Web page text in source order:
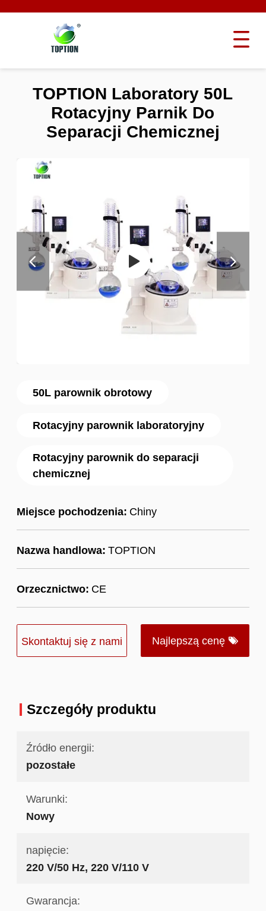
50L parownik obrotowy
Rotacyjny parownik laboratoryjny
Rotacyjny parownik do separacji
chemicznej
Miejsce pochodzenia: Chiny
Nazwa handlowa: TOPTION
Orzecznictwo: CE
Skontaktuj się z nami Najlepszą cenę
TOPTION Laboratory 50L
Rotacyjny Parnik Do
Separacji Chemicznej
Szczegóły produktu
Źródło energii:
pozostałe
Warunki:
Nowy
napięcie:
220 V/50 Hz, 220 V/110 V
Gwarancja: